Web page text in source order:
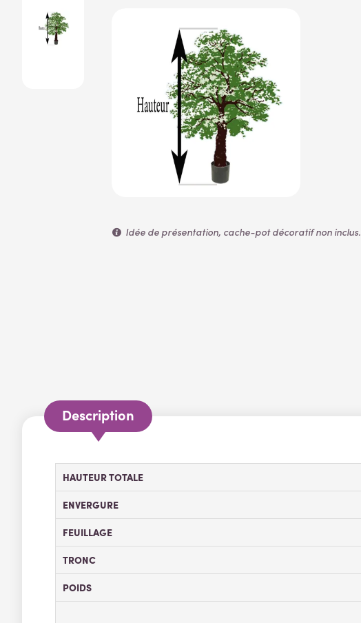
Idée de présentation, cache-pot décoratif non inclus.
Description
HAUTEUR TOTALE
ENVERGURE
FEUILLAGE
TRONC
POIDS